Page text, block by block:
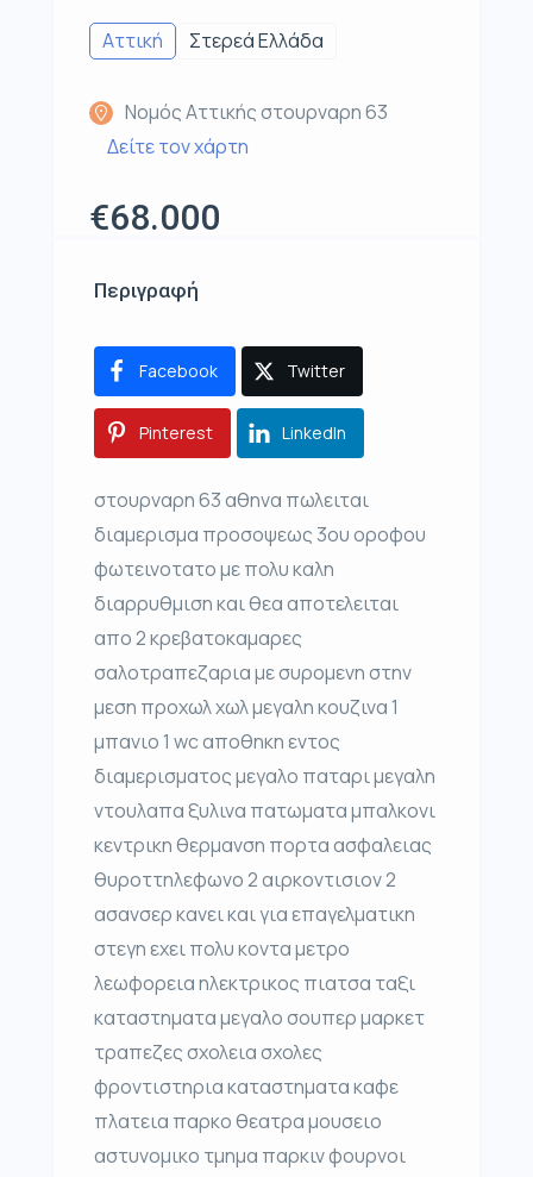
Αττική Στερεά Ελλάδα
Νομός Αττικής στουρναρη 63
Δείτε τον χάρτη
€68.000
Περιγραφή
Facebook Twitter
Pinterest LinkedIn
στουρναρη 63 αθηνα πωλειται
διαμερισμα προσοψεως 3ου οροφου
φωτεινοτατο με πολυ καλη
διαρρυθμιση και θεα αποτελειται
απο 2 κρεβατοκαμαρες
σαλοτραπεζαρια με συρομενη στην
μεση προχωλ χωλ μεγαλη κουζινα 1
μπανιο 1 wc αποθηκη εντος
διαμερισματος μεγαλο παταρι μεγαλη
ντουλαπα ξυλινα πατωματα μπαλκονι
κεντρικη θερμανση πορτα ασφαλειας
θυροττηλεφωνο 2 αιρκοντισιον 2
ασανσερ κανει και για επαγελματικη
στεγη εχει πολυ κοντα μετρο
λεωφορεια ηλεκτρικος πιατσα ταξι
καταστηματα μεγαλο σουπερ μαρκετ
τραπεζες σχολεια σχολες
φροντιστηρια καταστηματα καφε
πλατεια παρκο θεατρα μουσειο
αστυνομικο τμημα παρκιν φουρνοι